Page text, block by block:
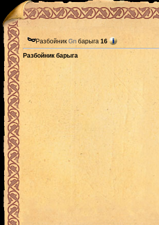
РазбойникGn барыга 16
Разбойник барыга